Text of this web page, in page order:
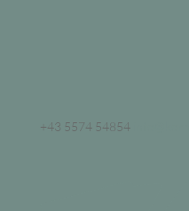
+43 5574 54854